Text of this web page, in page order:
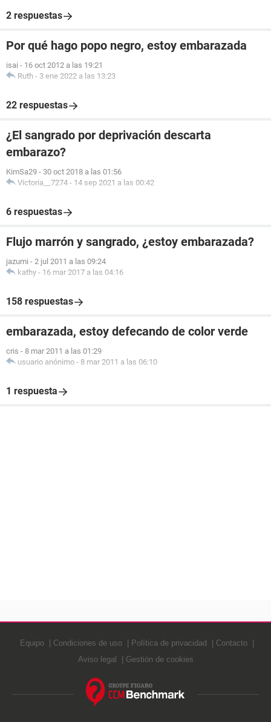
2 respuestas
Por qué hago popo negro, estoy embarazada
isai - 16 oct 2012 a las 19:21
Ruth - 3 ene 2022 a las 13:23
22 respuestas
¿El sangrado por deprivación descarta
embarazo?
KimSa29 - 30 oct 2018 a las 01:56
Victoria__7274 - 14 sep 2021 a las 00:42
6 respuestas
Flujo marrón y sangrado, ¿estoy embarazada?
jazumi - 2 jul 2011 a las 09:24
kathy - 16 mar 2017 a las 04:16
158 respuestas
embarazada, estoy defecando de color verde
cris - 8 mar 2011 a las 01:29
usuario anónimo - 8 mar 2011 a las 06:10
1 respuesta
Equipo Condiciones de uso Política de privacidad
Contacto
Aviso legal
Gestión de cookies